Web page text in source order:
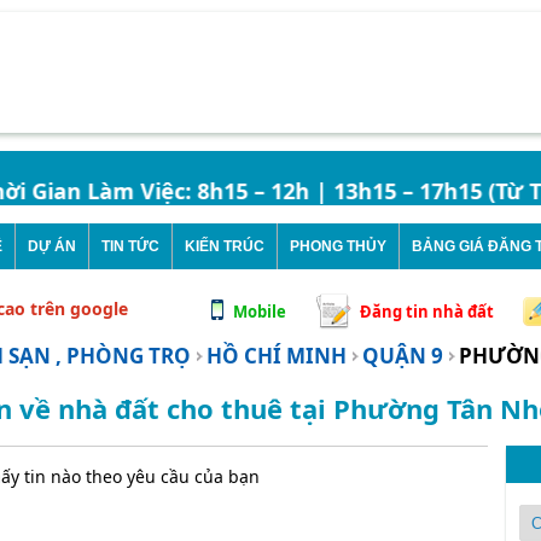
Gian Làm Việc: 8h15 – 12h | 13h15 – 17h15 (Từ
DỰ ÁN TIN TỨC KIẾN TRÚC PHONG THỦY BẢNG GIÁ ĐĂNG
trên google Mobile Đăng tin nhà đất
SẠN , PHÒNG TRỌ HỒ CHÍ MINH QUẬN 9
về nhà đất cho thuê tại Phường Tân
tin nào theo yêu cầu của bạn